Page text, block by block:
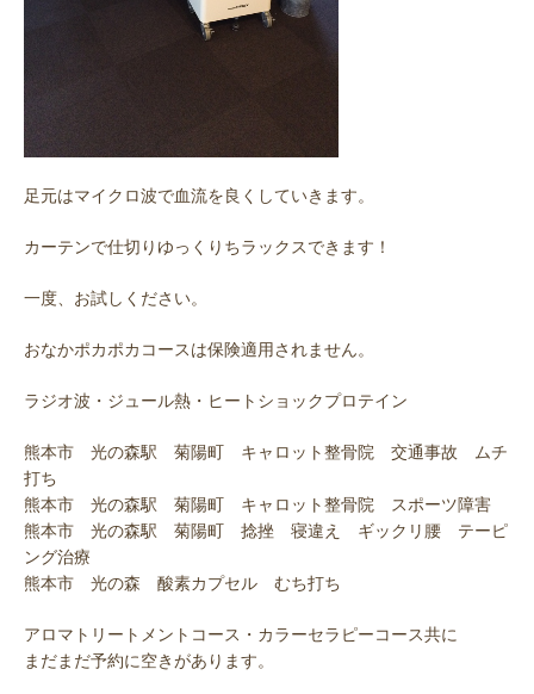
足元はマイクロ波で血流を良くしていきます。
カーテンで仕切りゆっくりちラックスできます！
一度、お試しください。
おなかポカポカコースは保険適用されません。
ラジオ波・ジュール熱・ヒートショックプロテイン
熊本市 光の森駅 菊陽町 キャロット整骨院 交通事故 ムチ
打ち
熊本市 光の森駅 菊陽町 キャロット整骨院 スポーツ障害
熊本市 光の森駅 菊陽町 捻挫 寝違え ギックリ腰 テーピ
ング治療
熊本市 光の森 酸素カプセル むち打ち
アロマトリートメントコース・カラーセラピーコース共に
まだまだ予約に空きがあります。